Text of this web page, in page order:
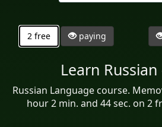
2 free paying
Learn
Russian Language course.
hour 2 min. and 44 sec. on 2